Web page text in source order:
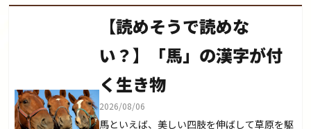
【読めそうで読めな
い？】「馬」の漢字が付
く生き物
2026/08/06
馬といえば、美しい四肢を伸ばして草原を駆